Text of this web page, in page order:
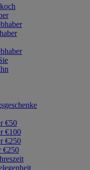
€50
€100
€250
€250